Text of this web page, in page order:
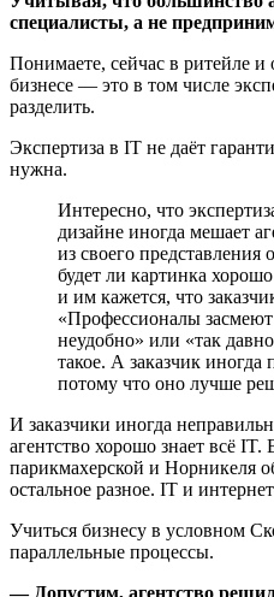
специалисты, а не
Понимаете, сейчас в ритейле и
бизнесе — это в том числе
разделить.
Экспертиза в IT не даёт
нужна.
Интересно, что
дизайне иногда мешает
из своего представления
будет ли картинка
и им кажется, что
«Профессионалы засмеют
неудобно» или «так
такое. А заказчик иногда
потому что оно лучше
И заказчики иногда
агентство хорошо знает всё
парикмахерской и Норникеля
остальное разное. IT и
Учиться бизнесу в условном
параллельные процессы.